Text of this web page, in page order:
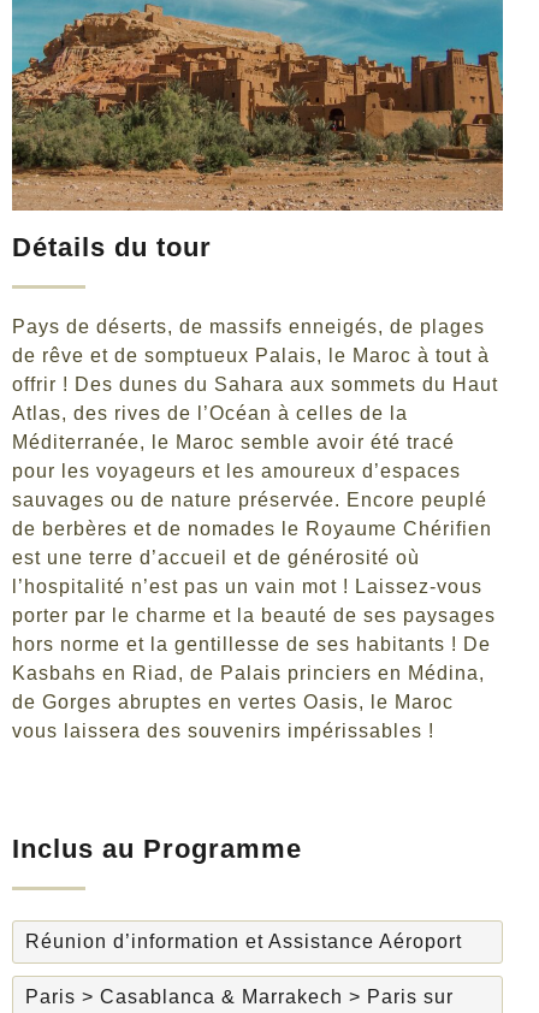
Détails du tour
Pays de déserts, de massifs enneigés, de plages
de rêve et de somptueux Palais, le Maroc à tout à
offrir ! Des dunes du Sahara aux sommets du Haut
Atlas, des rives de l’Océan à celles de la
Méditerranée, le Maroc semble avoir été tracé
pour les voyageurs et les amoureux d’espaces
sauvages ou de nature préservée. Encore peuplé
de berbères et de nomades le Royaume Chérifien
est une terre d’accueil et de générosité où
l’hospitalité n’est pas un vain mot ! Laissez-vous
porter par le charme et la beauté de ses paysages
hors norme et la gentillesse de ses habitants ! De
Kasbahs en Riad, de Palais princiers en Médina,
de Gorges abruptes en vertes Oasis, le Maroc
vous laissera des souvenirs impérissables !
Inclus au Programme
Réunion d’information et Assistance Aéroport
Paris > Casablanca & Marrakech > Paris sur